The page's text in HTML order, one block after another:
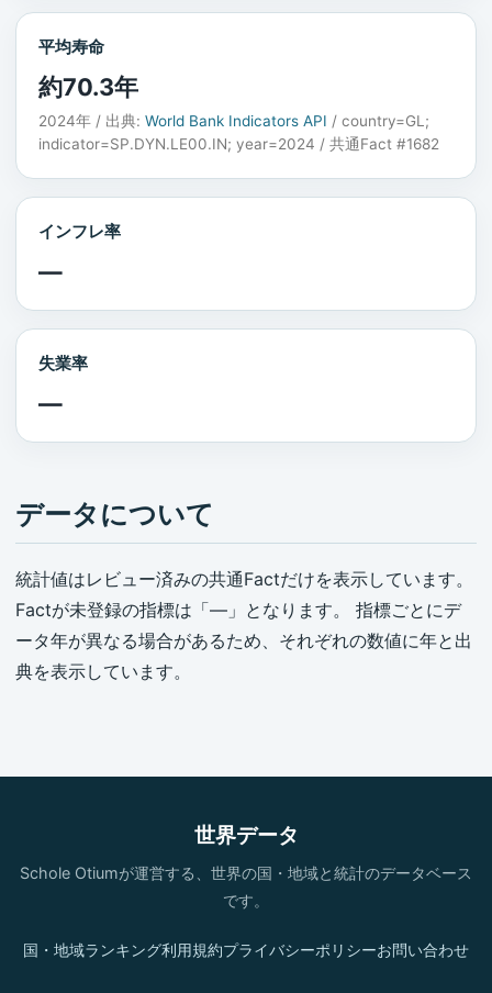
平均寿命
約70.3年
2024年 / 出典: World Bank Indicators API / country=GL;
indicator=SP.DYN.LE00.IN; year=2024 / 共通Fact #1682
インフレ率
—
失業率
—
データについて
統計値はレビュー済みの共通Factだけを表示しています。
Factが未登録の指標は「—」となります。 指標ごとにデ
ータ年が異なる場合があるため、それぞれの数値に年と出
典を表示しています。
世界データ
Schole Otiumが運営する、世界の国・地域と統計のデータベース
です。
国・地域ランキング利用規約プライバシーポリシーお問い合わせ